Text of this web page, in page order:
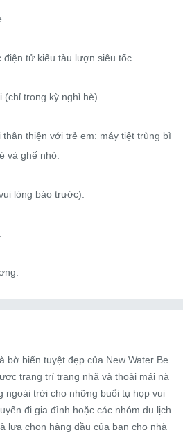
tử kiểu tàu lượn siêu tốc.
trong kỳ nghỉ hè).
thiện với trẻ em: máy tiệt trùng bì
và ghế nhỏ.
lòng báo trước).
bờ biển tuyệt đẹp của New Water Be
trang trí trang nhã và thoải mái nà
ngoài trời cho những buổi tụ họp vui
đi gia đình hoặc các nhóm du lịch
lựa chọn hàng đầu của bạn cho nhà